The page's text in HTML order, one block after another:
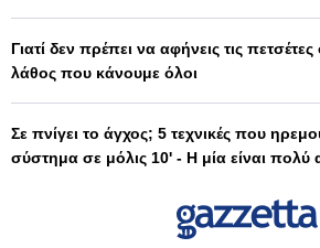
Γιατί δεν πρέπει να αφήνεις τις
λάθος που κάνουμε όλοι
Σε πνίγει το άγχος; 5 τεχνικές που
σύστημα σε μόλις 10' - Η μία είναι πολύ